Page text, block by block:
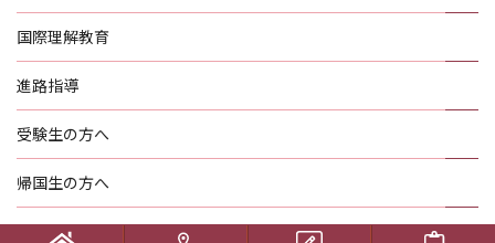
国際理解教育
進路指導
受験生の方へ
帰国生の方へ
学校概要